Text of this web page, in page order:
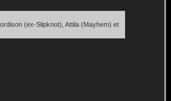
(ex-Slipknot), Attila (Mayhem) et